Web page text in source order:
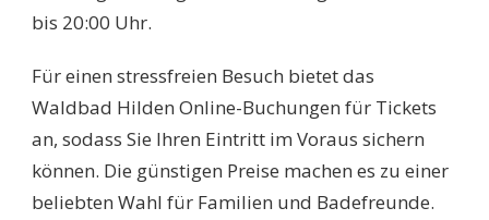
bis 20:00 Uhr.
Für einen stressfreien Besuch bietet das
Waldbad Hilden Online-Buchungen für Tickets
an, sodass Sie Ihren Eintritt im Voraus sichern
können. Die günstigen Preise machen es zu einer
beliebten Wahl für Familien und Badefreunde.